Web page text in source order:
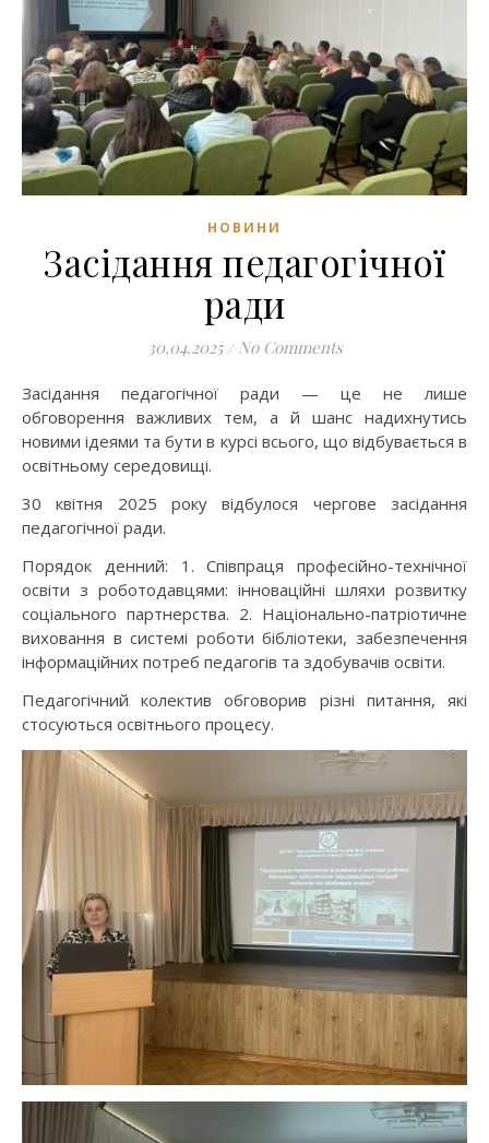
НОВИНИ
Засідання педагогічної
ради
30.04.2025 / No Comments
Засідання педагогічної ради — це не лише
обговорення важливих тем, а й шанс надихнутись
новими ідеями та бути в курсі всього, що відбувається в
освітньому середовищі.
30 квітня 2025 року відбулося чергове засідання
педагогічної ради.
Порядок денний: 1. Співпраця професійно-технічної
освіти з роботодавцями: інноваційні шляхи розвитку
соціального партнерства. 2. Національно-патріотичне
виховання в системі роботи бібліотеки, забезпечення
інформаційних потреб педагогів та здобувачів освіти.
Педагогічний колектив обговорив різні питання, які
стосуються освітнього процесу.